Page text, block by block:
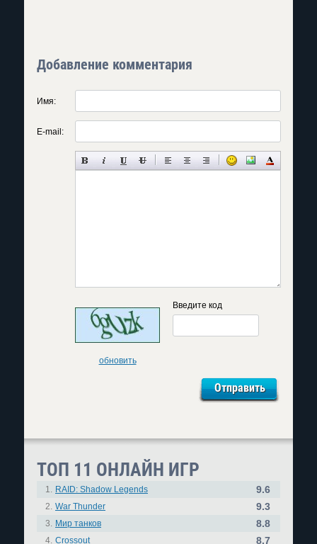
Добавление комментария
Имя:
E-mail:
обновить
Введите код
ТОП 11 ОНЛАЙН ИГР
1. RAID: Shadow Legends 9.6
2. War Thunder 9.3
3. Мир танков 8.8
4. Crossout 8.7